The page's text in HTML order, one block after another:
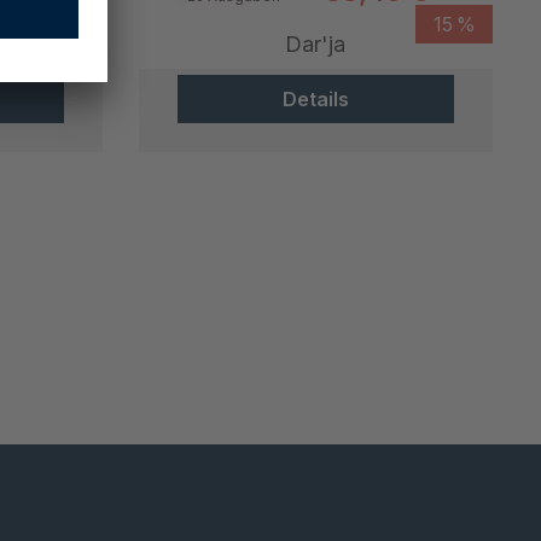
15 %
Dar'ja
Details